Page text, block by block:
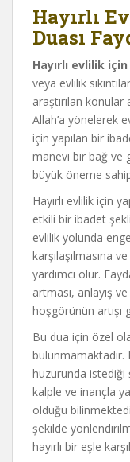
Hayırlı
Duası
Hayırlı evlilik
veya evlilik
araştırılan
Allah’a yönelerek
için yapılan bir
manevi bir bağ ve
büyük öneme
Hayırlı evlilik için
etkili bir ibadet
evlilik yolunda
karşılaşılmasına
yardımcı olur.
artması, anlayış
hoşgörünün artışı
Bu dua için özel
bulunmamaktadır.
huzurunda istediği
kalple ve inançla
olduğu
şekilde
hayırlı bir eşle